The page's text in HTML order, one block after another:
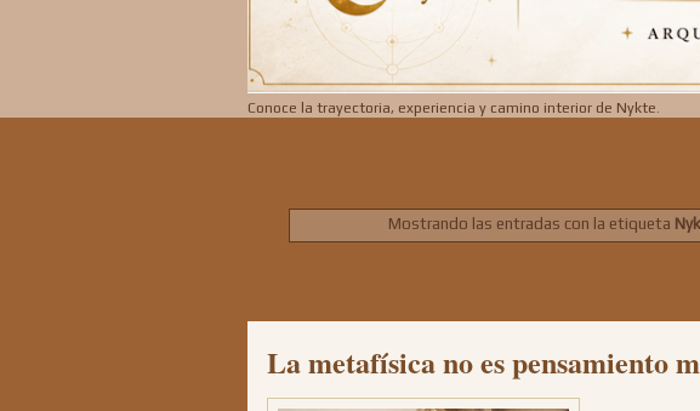
Conoce la trayectoria, experiencia y camino interior de Nykte.
Mostrando las entradas con la etiqueta
La metafísica no es pensamiento